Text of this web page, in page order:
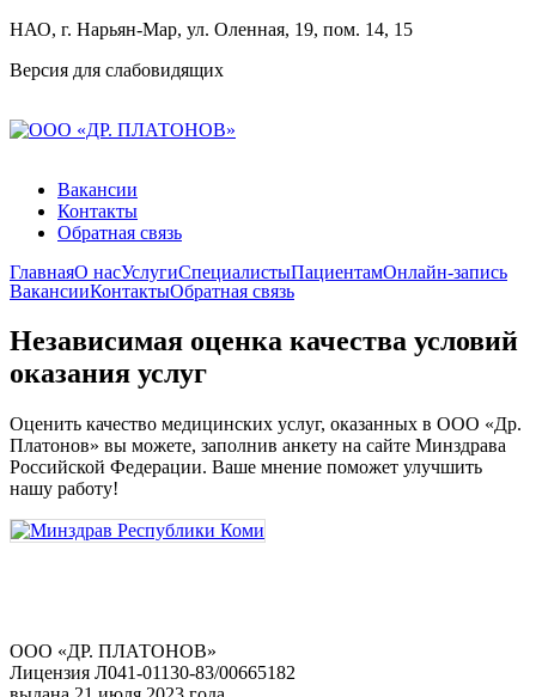
НАО, г. Нарьян-Мар, ул. Оленная, 19, пом. 14, 15
Версия для слабовидящих
Вакансии
Контакты
Обратная связь
ГлавнаяО насУслугиСпециалистыПациентамОнлайн-запись
ВакансииКонтактыОбратная связь
Независимая оценка качества условий
оказания услуг
Оценить качество медицинских услуг, оказанных в ООО «Др.
Платонов» вы можете, заполнив анкету на сайте Минздрава
Российской Федерации. Ваше мнение поможет улучшить
нашу работу!
ООО «ДР. ПЛАТОНОВ»
Лицензия Л041-01130-83/00665182